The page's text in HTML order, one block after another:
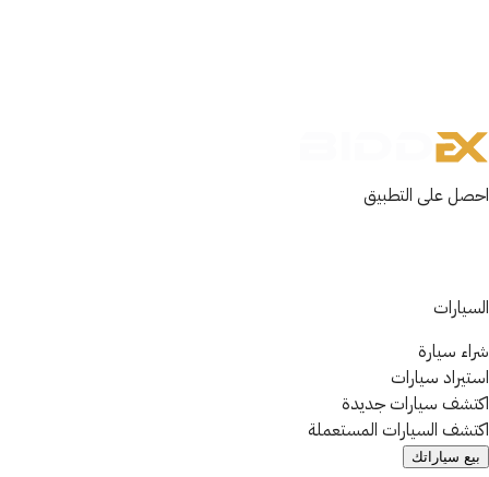
احصل على التطبيق
السيارات
شراء سيارة
استيراد سيارات
اكتشف سيارات جديدة
اكتشف السيارات المستعملة
بيع سياراتك